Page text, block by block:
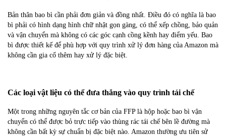
Bản thân bao bì cần phải đơn giản và đồng nhất. Điều đó có nghĩa là bao
bì phải có hình dạng hình chữ nhật gọn gàng, có thể xếp chồng, bảo quản
và vận chuyển mà không có các góc cạnh cồng kềnh hay điểm yếu. Bao
bì được thiết kế để phù hợp với quy trình xử lý đơn hàng của Amazon mà
không cần gia cố thêm hay xử lý đặc biệt.
Các loại vật liệu có thể đưa thẳng vào quy trình tái chế
Một trong những nguyên tắc cơ bản của FFP là hộp hoặc bao bì vận
chuyển có thể được bỏ trực tiếp vào thùng rác tái chế bên lề đường mà
không cần bất kỳ sự chuẩn bị đặc biệt nào. Amazon thường ưu tiên sử